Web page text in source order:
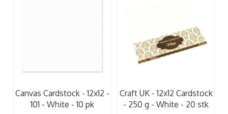
Canvas Cardstock - 12x12 -
101 - White - 10 pk
Craft UK - 12x12 Cardstock
- 250 g - White - 20 stk